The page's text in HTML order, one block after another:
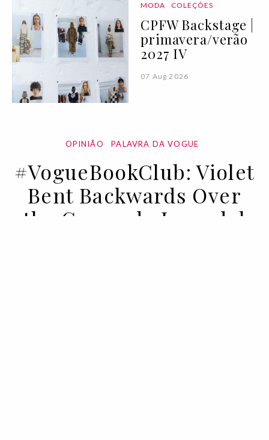
MODA COLEÇÕES
CPFW Backstage |
primavera/verão
2027 IV
07 Aug 2026
OPINIÃO PALAVRA DA VOGUE
#VogueBookClub: Violet
Bent Backwards Over
the Grass, de Lana del